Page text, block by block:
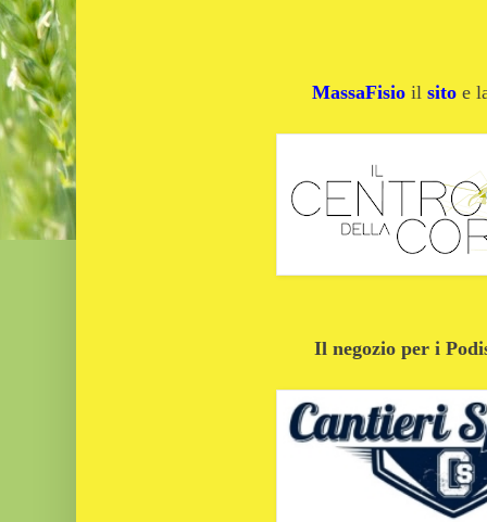
MassaFisio il sito e
Il negozio per i